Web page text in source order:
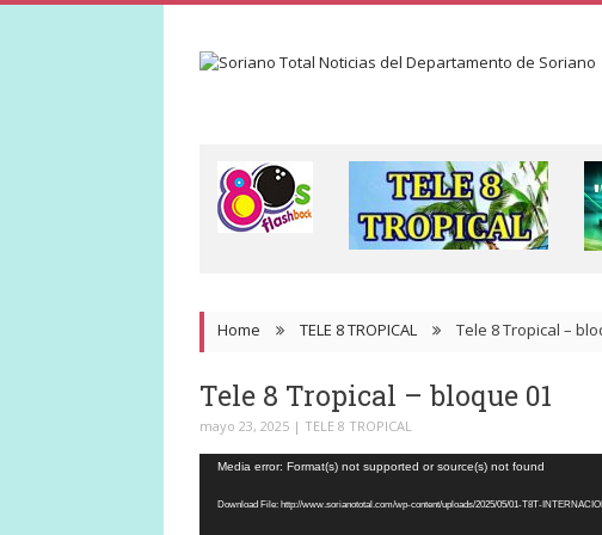
Home TELE 8 TROPICAL Tele 8 Tropical –
Tele 8 Tropical – bloque 01
mayo 23, 2025 | TELE 8 TROPICAL
Reproductor
Media error: Format(s) not supported or source(s) not found
Download File: http://www.sorianototal.com/wp-content/uploads/2025/05/01-T8T-